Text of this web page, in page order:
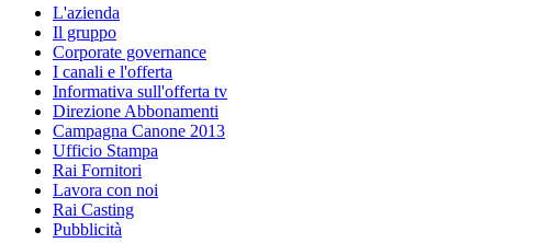
L'azienda
Il gruppo
Corporate governance
I canali e l'offerta
Informativa sull'offerta tv
Direzione Abbonamenti
Campagna Canone 2013
Ufficio Stampa
Rai Fornitori
Lavora con noi
Rai Casting
Pubblicità